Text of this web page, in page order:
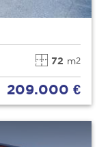
72 m2
209.000 €